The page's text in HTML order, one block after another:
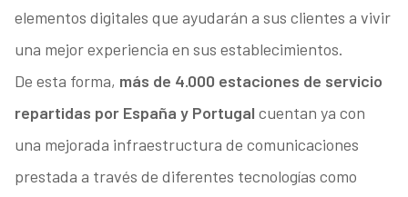
elementos digitales que ayudarán a sus clientes a vivir
una mejor experiencia en sus establecimientos.
De esta forma, más de 4.000 estaciones de servicio
repartidas por España y Portugal cuentan ya con
una mejorada infraestructura de comunicaciones
prestada a través de diferentes tecnologías como